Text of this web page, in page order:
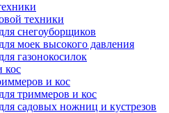
техники
снегоуборщиков
моек высокого давления
газонокосилок
кос
и кос
триммеров и кос
садовых ножниц и кустрезов